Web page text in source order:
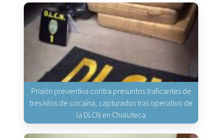
Prisión preventiva contra presuntos traficantes de
tres kilos de cocaína, capturados tras operativo de
la DLCN en Choluteca